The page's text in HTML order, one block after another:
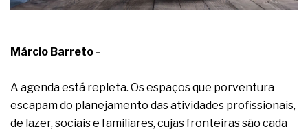
positivo
O movimento regular reduz em 19% o risco de
O desenvolvimento de indicadores nas atividades
O desenho industrial ganha espaço como
estratégia competitiva nas empresas
Márcio Barreto -
A agenda está repleta. Os espaços que porventura
escapam do planejamento das atividades profissionais,
de lazer, sociais e familiares, cujas fronteiras são cada